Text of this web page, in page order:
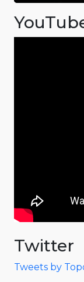
Twitter
Tweets by